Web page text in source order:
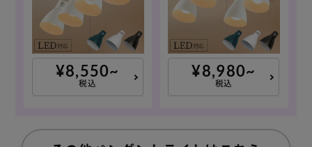
¥8,550~
税込
¥8,980~
税込